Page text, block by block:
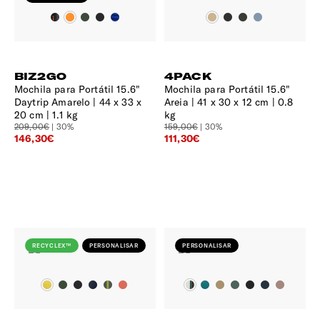
BIZ2GO
Mochila para Portátil 15.6"
Daytrip Amarelo
44 x 33 x
20 cm | 1.1 kg
209,00€ | 30%
146,30€
4PACK
Mochila para Portátil 15.6"
Areia
41 x 30 x 12 cm | 0.8
kg
159,00€ | 30%
111,30€
RECYCLEX™ PERSONALISAR PERSONALISAR